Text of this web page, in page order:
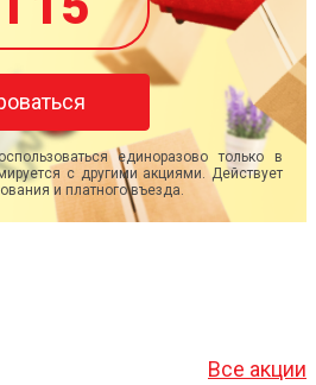
единоразово только в
с другими акциями. Действует
и платного въезда.
Все акции